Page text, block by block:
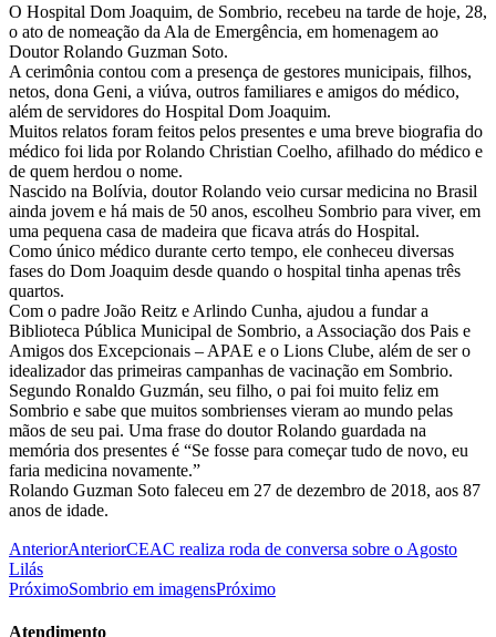
O Hospital Dom Joaquim, de Sombrio, recebeu na tarde de hoje, 28,
o ato de nomeação da Ala de Emergência, em homenagem ao
Doutor Rolando Guzman Soto.
A cerimônia contou com a presença de gestores municipais, filhos,
netos, dona Geni, a viúva, outros familiares e amigos do médico,
além de servidores do Hospital Dom Joaquim.
Muitos relatos foram feitos pelos presentes e uma breve biografia do
médico foi lida por Rolando Christian Coelho, afilhado do médico e
de quem herdou o nome.
Nascido na Bolívia, doutor Rolando veio cursar medicina no Brasil
ainda jovem e há mais de 50 anos, escolheu Sombrio para viver, em
uma pequena casa de madeira que ficava atrás do Hospital.
Como único médico durante certo tempo, ele conheceu diversas
fases do Dom Joaquim desde quando o hospital tinha apenas três
quartos.
Com o padre João Reitz e Arlindo Cunha, ajudou a fundar a
Biblioteca Pública Municipal de Sombrio, a Associação dos Pais e
Amigos dos Excepcionais – APAE e o Lions Clube, além de ser o
idealizador das primeiras campanhas de vacinação em Sombrio.
Segundo Ronaldo Guzmán, seu filho, o pai foi muito feliz em
Sombrio e sabe que muitos sombrienses vieram ao mundo pelas
mãos de seu pai. Uma frase do doutor Rolando guardada na
memória dos presentes é “Se fosse para começar tudo de novo, eu
faria medicina novamente.”
Rolando Guzman Soto faleceu em 27 de dezembro de 2018, aos 87
anos de idade.
AnteriorAnteriorCEAC realiza roda de conversa sobre o Agosto
Lilás
PróximoSombrio em imagensPróximo
Atendimento